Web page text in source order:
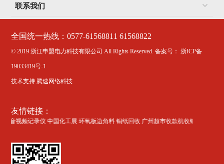
联系我们
全国统一热线：0577-61568811 61568822
© 2019 浙江申盟电力科技有限公司 All Rights Reserved.备案号： 浙ICP备
19033419号-1
技术支持 腾速网络科技
友情链接：
施工 音视频记录仪 中国化工展 环氧板边角料 铜纸回收 广州超市收款机收银软件